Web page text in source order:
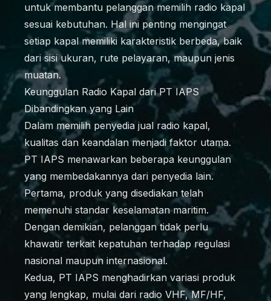
untuk membantu pelanggan memilih radio kapal
sesuai kebutuhan. Hal ini penting mengingat
setiap kapal memiliki karakteristik berbeda, baik
dari sisi ukuran, rute pelayaran, maupun jenis
muatan.
Keunggulan Radio Kapal dari PT IAPS
Dibandingkan yang Lain
Dalam memilih penyedia jual radio kapal,
kualitas dan keandalan menjadi faktor utama.
PT IAPS menawarkan beberapa keunggulan
yang membedakannya dari penyedia lain.
Pertama, produk yang disediakan telah
memenuhi standar keselamatan maritim.
Dengan demikian, pelanggan tidak perlu
khawatir terkait kepatuhan terhadap regulasi
nasional maupun internasional.
Kedua, PT IAPS menghadirkan variasi produk
yang lengkap, mulai dari radio VHF, MF/HF,